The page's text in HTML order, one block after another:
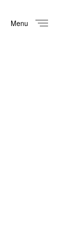
Menu